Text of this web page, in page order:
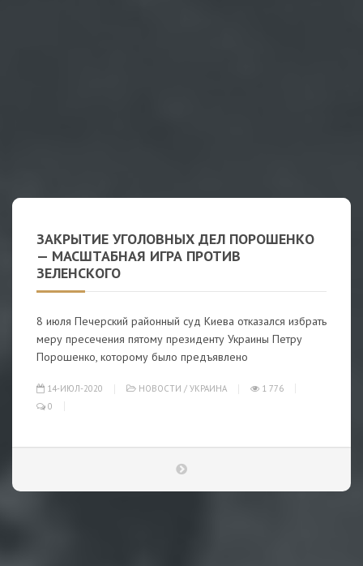
ЗАКРЫТИЕ УГОЛОВНЫХ ДЕЛ ПОРОШЕНКО
— МАСШТАБНАЯ ИГРА ПРОТИВ
ЗЕЛЕНСКОГО
8 июля Печерский районный суд Киева отказался избрать
меру пресечения пятому президенту Украины Петру
Порошенко, которому было предъявлено
14-ИЮЛ-2020 НОВОСТИ / УКРАИНА
1 776
0